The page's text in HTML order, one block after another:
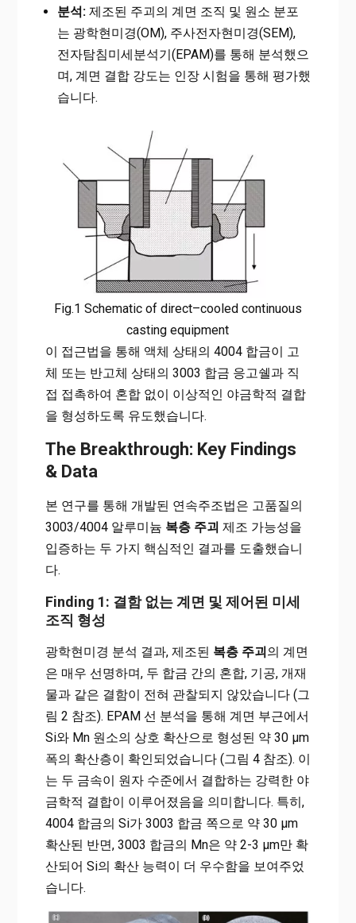
분석:제조된 주괴의 계면 조직 및 원소 분포
는 광학현미경(OM), 주사전자현미경(SEM),
전자탐침미세분석기(EPAM)를 통해 분석했으
며, 계면 결합 강도는 인장 시험을 통해 평가했
습니다.
Fig.1 Schematic of direct–cooled continuous
casting equipment
이 접근법을 통해 액체 상태의 4004 합금이 고
체 또는 반고체 상태의 3003 합금 응고쉘과 직
접 접촉하여 혼합 없이 이상적인 야금학적 결합
을 형성하도록 유도했습니다.
The Breakthrough: Key Findings
& Data
본 연구를 통해 개발된 연속주조법은 고품질의
3003/4004 알루미늄 복층 주괴 제조 가능성을
입증하는 두 가지 핵심적인 결과를 도출했습니
다.
Finding 1: 결함 없는 계면 및 제어된 미세
조직 형성
광학현미경 분석 결과, 제조된 복층 주괴의 계면
은 매우 선명하며, 두 합금 간의 혼합, 기공, 개재
물과 같은 결함이 전혀 관찰되지 않았습니다 (그
림 2 참조). EPAM 선 분석을 통해 계면 부근에서
Si와 Mn 원소의 상호 확산으로 형성된 약 30 µm
폭의 확산층이 확인되었습니다 (그림 4 참조). 이
는 두 금속이 원자 수준에서 결합하는 강력한 야
금학적 결합이 이루어졌음을 의미합니다. 특히,
4004 합금의 Si가 3003 합금 쪽으로 약 30 µm
확산된 반면, 3003 합금의 Mn은 약 2-3 µm만 확
산되어 Si의 확산 능력이 더 우수함을 보여주었
습니다.